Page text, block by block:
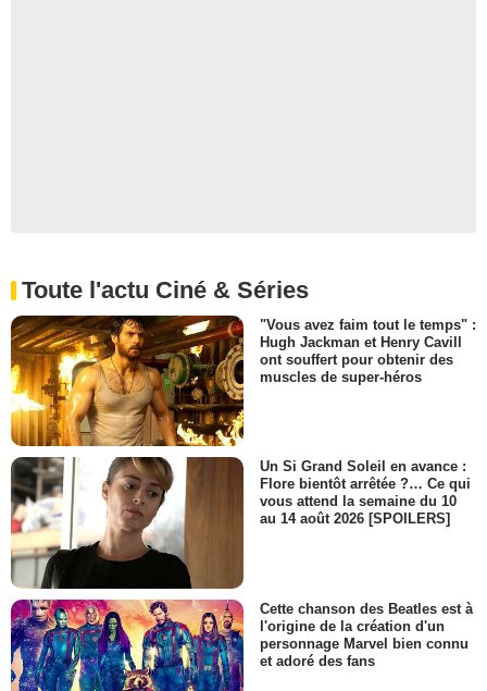
Toute l'actu Ciné & Séries
"Vous avez faim tout le temps" :
Hugh Jackman et Henry Cavill
ont souffert pour obtenir des
muscles de super-héros
Un Si Grand Soleil en avance :
Flore bientôt arrêtée ?… Ce qui
vous attend la semaine du 10
au 14 août 2026 [SPOILERS]
Cette chanson des Beatles est à
l'origine de la création d'un
personnage Marvel bien connu
et adoré des fans